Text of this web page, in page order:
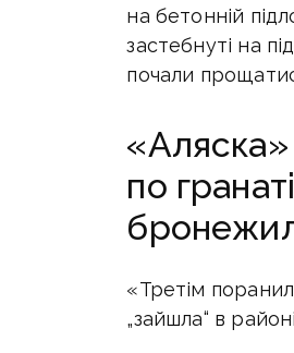
на бетонній
застебнуті на
почали
по
«Третім
„зайшла“ в